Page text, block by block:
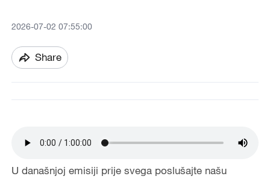
2026-07-02 07:55:00
Share
U današnjoj emisiji prije svega poslušajte našu